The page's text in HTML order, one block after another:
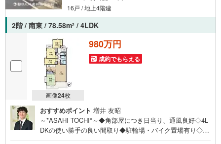
16戸 / 地上4階建
2階 / 南東 / 78.58m2 / 4LDK
画像24枚
980万円
成約でもらえる
おすすめポイント 増井 友昭
～*ASAHI TOCHI*～◆角部屋につき日当り、通風良好◇4L
DKの使い勝手の良い間取り◆駐輪場・バイク置場有り◇近